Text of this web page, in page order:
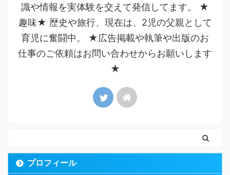
識や情報を実体験を交えて発信してます。 ★
趣味★ 歴史や旅行、現在は、2児の父親として
育児に奮闘中。 ★広告掲載や執筆や出版のお
仕事のご依頼はお問い合わせからお願いします
★
プロフィール